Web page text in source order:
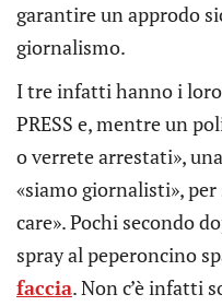
garantire un approdo
giornalismo.
I tre infatti hanno i
PRESS e, mentre un
o verrete arrestati»,
«siamo giornalisti»,
care». Pochi secondo
spray al peperoncino
faccia. Non c’è infatti